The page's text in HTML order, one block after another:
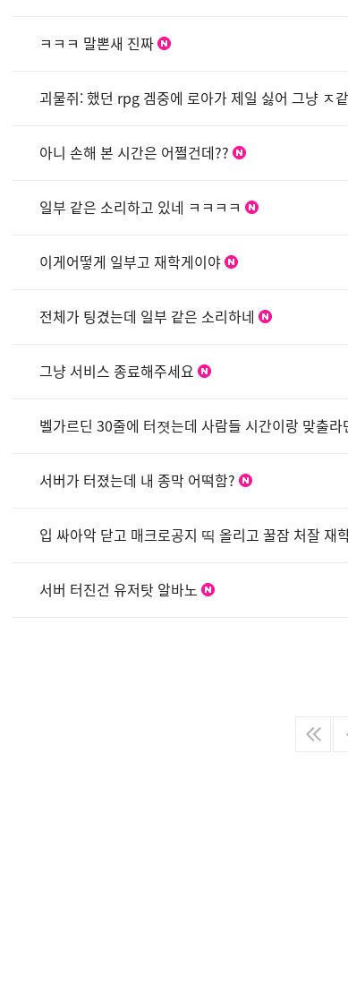
ㅋㅋㅋ 말뽄새 진짜
괴물쥐: 했던 rpg 겜중에 로아가 제일 싫어 그냥 ㅈ
아니 손해 본 시간은 어쩔건데??
일부 같은 소리하고 있네 ㅋㅋㅋㅋ
이게어떻게 일부고 재학게이야
전체가 팅겼는데 일부 같은 소리하네
그냥 서비스 종료해주세요
벨가르딘 30줄에 터졋는데 사람들 시간이랑 맞출
서버가 터졌는데 내 종막 어떡함?
입 싸아악 닫고 매크로공지 띡 올리고 꿀잠 처잘 재
서버 터진건 유저탓 알바노